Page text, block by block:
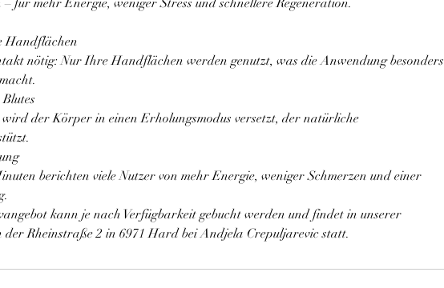
für mehr Energie, weniger Stress und schnellere Regeneration.
Handflächen
nötig: Nur Ihre Handflächen werden genutzt, was die Anwendung besonders
der Körper in einen Erholungsmodus versetzt, der natürliche
berichten viele Nutzer von mehr Energie, weniger Schmerzen und einer
kann je nach Verfügbarkeit gebucht werden und findet in unserer
Rheinstraße 2 in 6971 Hard bei Andjela Crepuljarevic statt.